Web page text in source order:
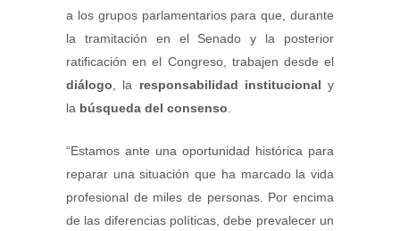
a los grupos parlamentarios para que, durante
la tramitación en el Senado y la posterior
ratificación en el Congreso, trabajen desde el
diálogo , la responsabilidad institucional y
la búsqueda del consenso
“Estamos ante una oportunidad histórica para
reparar una situación que ha marcado la vida
profesional de miles de personas. Por encima
de las diferencias políticas, debe prevalecer un